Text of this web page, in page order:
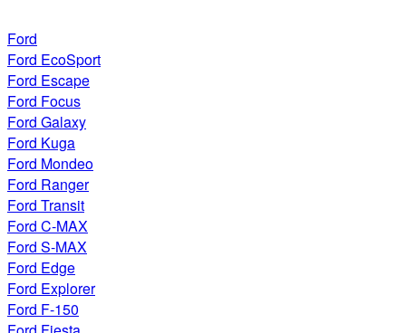
Ford
Ford EcoSport
Ford Escape
Ford Focus
Ford Galaxy
Ford Kuga
Ford Mondeo
Ford Ranger
Ford Transit
Ford C-MAX
Ford S-MAX
Ford Edge
Ford Explorer
Ford F-150